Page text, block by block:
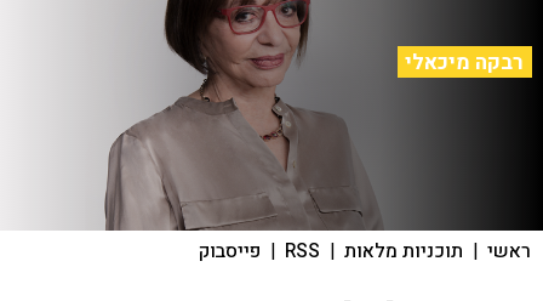
רבקה מיכאלי
ראשי | תוכניות מלאות |
RSS
| פייסבוק